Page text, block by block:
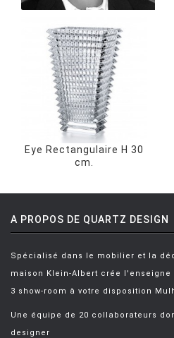
Eye Rectangulaire H 30
cm.
A PROPOS DE QUARTZ DESIGN
Spécialisé dans le mobilier et la
maison Klein-Albert crée l'enseigne
3 show-room à votre disposition
Une équipe de 20 collaborateurs
designer